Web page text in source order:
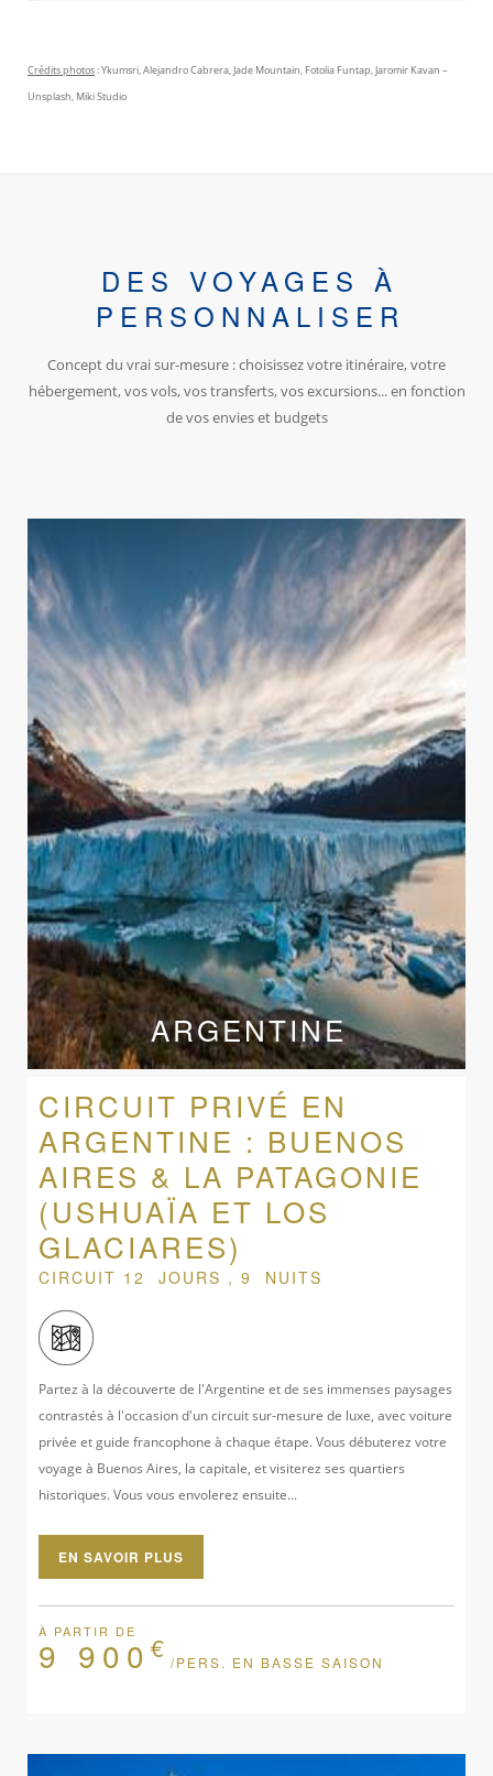
Crédits photos: Ykumsri, Alejandro Cabrera, Jade Mountain, Fotolia Funtap, Jaromir Kavan –
Unsplash, Miki Studio
DES VOYAGES À
PERSONNALISER
Concept du vrai sur-mesure : choisissez votre itinéraire, votre
hébergement, vos vols, vos transferts, vos excursions... en fonction
de vos envies et budgets
ARGENTINE
CIRCUIT PRIVÉ EN
ARGENTINE : BUENOS
AIRES & LA PATAGONIE
(USHUAÏA ET LOS
GLACIARES)
CIRCUIT 12 JOURS , 9 NUITS
Partez à la découverte de l'Argentine et de ses immenses paysages
contrastés à l'occasion d'un circuit sur-mesure de luxe, avec voiture
privée et guide francophone à chaque étape. Vous débuterez votre
voyage à Buenos Aires, la capitale, et visiterez ses quartiers
historiques. Vous vous envolerez ensuite...
EN SAVOIR PLUS
À PARTIR DE
9 900 € /PERS. EN BASSE SAISON